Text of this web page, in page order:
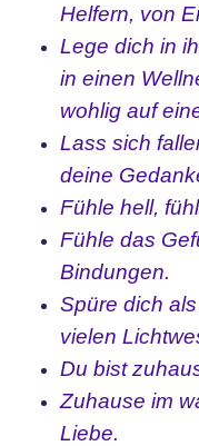
Helfern, von
Lege dich in
in einen
wohligauf
Lass sich
deine
Fühle hell,
Fühle das
Bindungen.
Spüre dich
vielen
Du bist
Zuhause im
Liebe.